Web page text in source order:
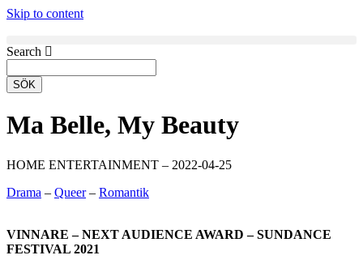
Skip to content
Search
SÖK
Ma Belle, My Beauty
HOME ENTERTAINMENT – 2022-04-25
Drama – Queer– Romantik
VINNARE – NEXT AUDIENCE AWARD – SUNDANCE
FESTIVAL 2021